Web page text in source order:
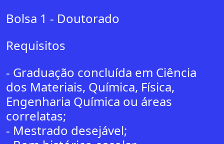
Bolsa 1 - Doutorado
Requisitos
- Graduação concluída em Ciência
dos Materiais, Química, Física,
Engenharia Química ou áreas
correlatas;
- Mestrado desejável;